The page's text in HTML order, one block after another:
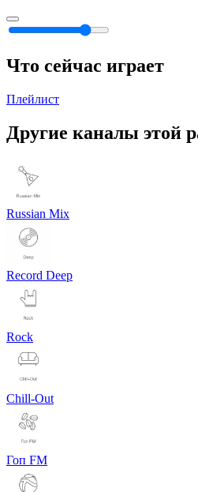
Что сейчас играет
Плейлист
Другие каналы этой
Russian Mix
Record Deep
Rock
Chill-Out
Гоп FM